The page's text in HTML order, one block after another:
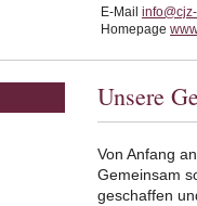
E-Mail
Homepage
Unsere
Von Anfang
Gemeinsam
geschaffen